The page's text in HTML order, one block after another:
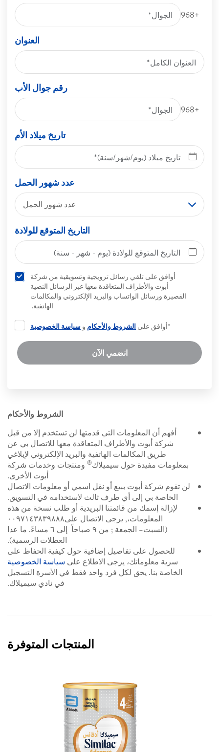
+968
العنوان
رقم جوال الأب
+968
تاريخ ميلاد الأم
عدد شهور الحمل
عدد شهور الحمل
التاريخ المتوقع للولادة
أوافق على تلقي رسائل ترويجية وتسويقية من شركة
أبوت والأطراف المتعاقدة معها عبر الرسائل النصية
القصيرة ورسائل الواتساب والبريد الإلكتروني والمكالمات
الهاتفية.
*أوافق على الشروط والأحكام و سياسة الخصوصية
انضمي الآن
الشروط والأحكام
أفهم أن المعلومات التي قدمتها لن تستخدم إلا من قبل
شركة أبوت والأطراف المتعاقدة معها للاتصال بي عن
طريق المكالمات الهاتفية والبريد الإلكتروني لإبلاغي
بمعلومات مفيدة حول سيميلاك® ومنتجات وخدمات شركة
أبوت الأخرى.
لن تقوم شركة أبوت ببيع أو نقل اسمي أو معلومات الاتصال
الخاصة بي إلى أي طرف ثالث لاستخدامه في التسويق.
لإزالة إسمك من قائمتنا البريدية أو طلب نسخة من هذه
المعلومات،, يرجى الاتصال على٠٠٩٧١٤٣٨٣٩٨٨٨
(السبت– الجمعة ; من ٩ صباحاً إلى ٦ مساءً. ما عدا
العطلات الرسمية).
للحصول على تفاصيل إضافية حول كيفية الحفاظ على
سرية معلوماتك، يرجى الاطلاع على سياسة الخصوصية
الخاصة بنا. يحق لكل فرد واحد فقط في الأسرة التسجيل
في نادي سيميلاك.
المنتجات المتوفرة